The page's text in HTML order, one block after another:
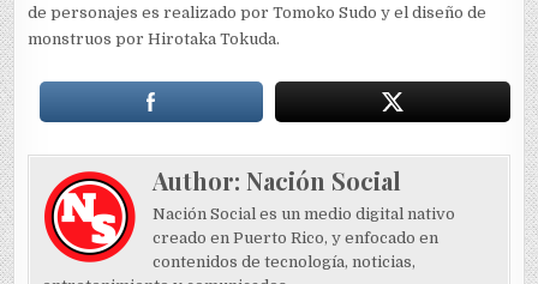
de personajes es realizado por Tomoko Sudo y el diseño de
monstruos por Hirotaka Tokuda.
Author:Nación Social
Nación Social es un medio digital nativo
creado en Puerto Rico, y enfocado en
contenidos de tecnología, noticias,